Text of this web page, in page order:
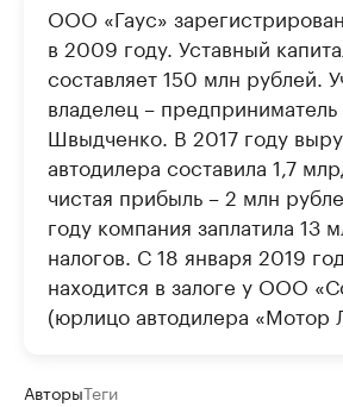
ООО «Гаус»
в 2009 году. Уставный
составляет 150 млн рублей.
владелец –
Швыдченко. В 2017 году
автодилера составила 1,7
чистая прибыль – 2 млн
году компания заплатила 13
налогов. С 18 января 2019
находится в залоге у ООО
(юрлицо автодилера «Мотор
АвторыТеги